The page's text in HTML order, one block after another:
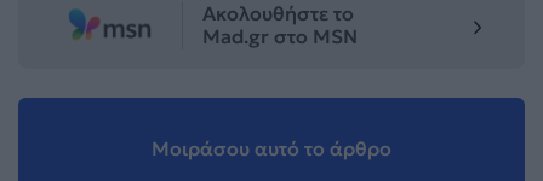
Ακολουθήστε το
Mad.gr στο MSN
Μοιράσου αυτό το άρθρο